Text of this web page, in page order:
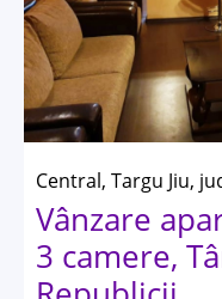
Central, Targu Jiu,
Vânzare
3 camere,